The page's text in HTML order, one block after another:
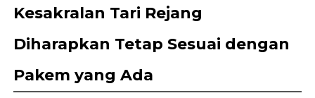
Kesakralan Tari Rejang
Diharapkan Tetap Sesuai dengan
Pakem yang Ada